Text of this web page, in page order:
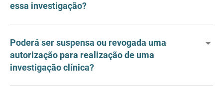
essa investigação?
Poderá ser suspensa ou revogada uma
autorização para realização de uma
investigação clínica?